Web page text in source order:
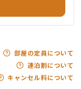
部屋の定員について
連泊割について
キャンセル料について